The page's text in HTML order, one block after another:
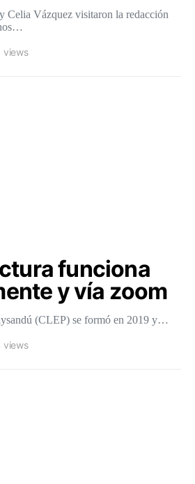
Celia Vázquez visitaron la redacción
views
funciona
y vía zoom
(CLEP) se formó en 2019 y…
views